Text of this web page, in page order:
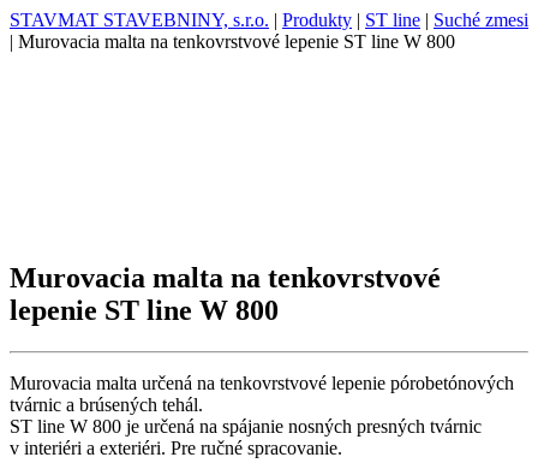
STAVMAT STAVEBNINY, s.r.o. | Produkty | ST line | Suché zmesi
| Murovacia malta na tenkovrstvové lepenie ST line W 800
Murovacia malta na tenkovrstvové
lepenie ST line W 800
Murovacia malta určená na tenkovrstvové lepenie pórobetónových
tvárnic a brúsených tehál.
ST line W 800 je určená na spájanie nosných presných tvárnic
v interiéri a exteriéri. Pre ručné spracovanie.